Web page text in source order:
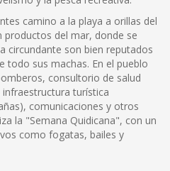
camino a la playa a orillas del
productos del mar, donde se
circundante son bien reputados
todo sus machas. En el pueblo
consultorio de salud
turística
comunicaciones y otros
la "Semana Quidicana", con un
como fogatas, bailes y